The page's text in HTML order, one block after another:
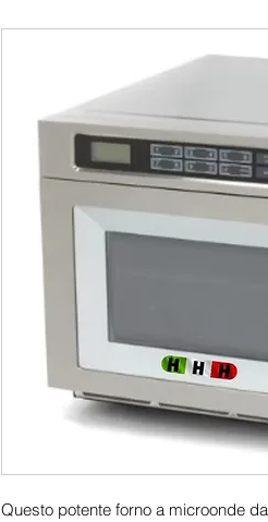
Questo potente forno a microonde